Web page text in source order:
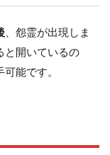
、怨霊が出現しま
と開いているの
能です。